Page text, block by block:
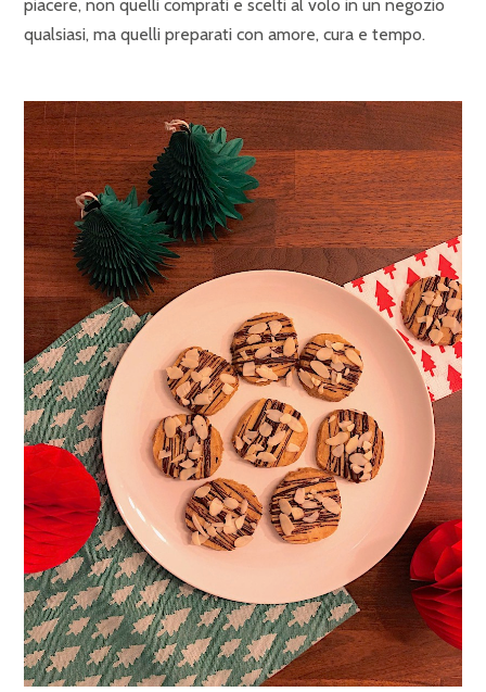
piacere, non quelli comprati e scelti al volo in un negozio
qualsiasi, ma quelli preparati con amore, cura e tempo.